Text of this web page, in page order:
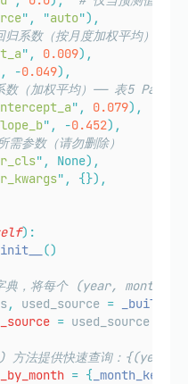
" , "auto"),
归系数（按月度加权平均）——
" , 0.009),
, -0.049),
数（加权平均）—— 表5
" , 0.079),
" , -0.452),
需参数（请勿删除）
" ,
None),
" ,
{}),
):
()
典，将每个 (year, month) 映
, used_source =
= used_source
方法提供快速查询：
= { _month_key